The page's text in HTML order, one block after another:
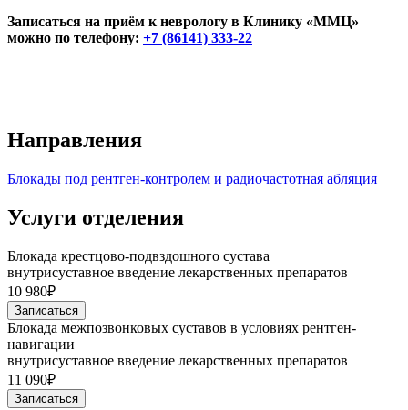
Записаться на приём к неврологу в Клинику «ММЦ»
можно по телефону: +7 (86141) 333-22
Направления
Блокады под рентген-контролем и радиочастотная абляция
Услуги отделения
Блокада крестцово-подвздошного сустава
внутрисуставное введение лекарственных препаратов
10 980₽
Записаться
Блокада межпозвонковых суставов в условиях рентген-
навигации
внутрисуставное введение лекарственных препаратов
11 090₽
Записаться